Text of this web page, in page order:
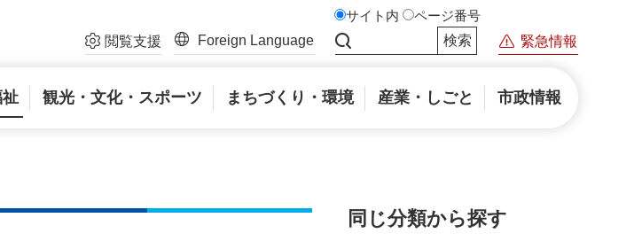
閲覧支援 Foreign Language
サイト内 ページ番号
緊急情報
観光・文化・スポーツ まちづくり・環境 産業・しごと 市政情報
同じ分類から探す